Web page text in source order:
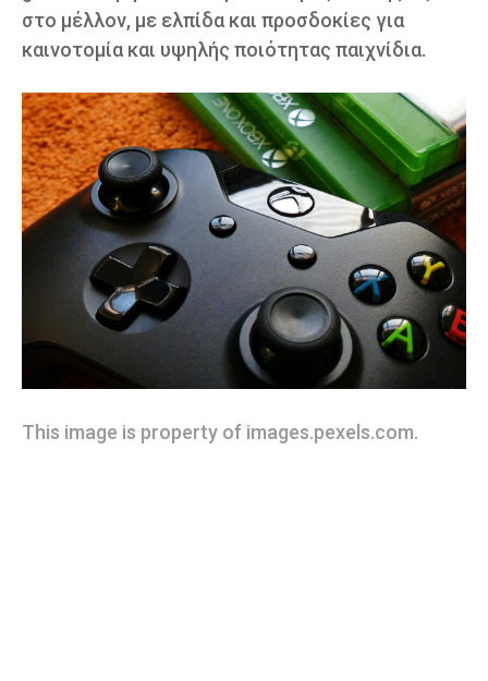
στο μέλλον, με ελπίδα και προσδοκίες για
καινοτομία και υψηλής ποιότητας παιχνίδια.
This image is property of images.pexels.com.